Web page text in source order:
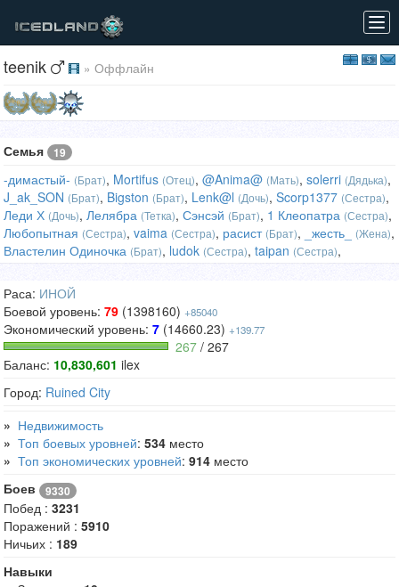
teenik » Оффлайн
Семья 19
-димастый- (Брат), Mortifus (Отец), @Anima@ (Мать), solerri (Дядька),
J_ak_SON (Брат), Bigston (Брат), Lenk@l (Дочь), Scorp1377 (Сестра),
Леди Х (Дочь), Лелябра (Тетка), Сэнсэй (Брат), 1 Клеопатра (Сестра),
Любопытная (Сестра), vaima (Сестра), расист (Брат), _жесть_ (Жена),
Властелин Одиночка (Брат), ludok (Сестра), taipan (Сестра),
Раса: ИНОЙ
Боевой уровень: 79 (1398160) +85040
Экономический уровень: 7 (14660.23) +139.77
267 / 267
Баланс: 10,830,601 ilex
Город: Ruined City
» Недвижимость
» Топ боевых уровней: 534 место
» Топ экономических уровней: 914 место
Боев
9330
Побед : 3231
Поражений : 5910
Ничьих : 189
Навыки